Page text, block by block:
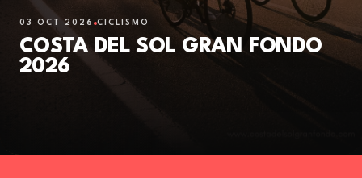
03 OCT 2026 CICLISMO
COSTA DEL SOL GRAN FONDO
2026